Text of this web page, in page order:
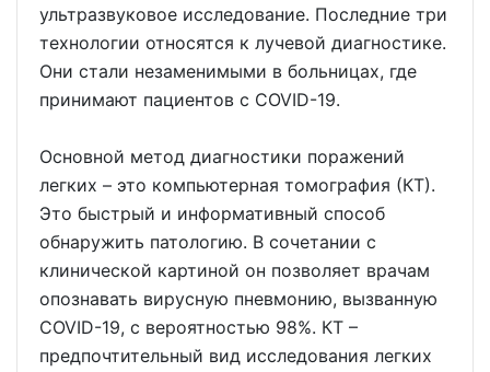
ультразвуковое исследование. Последние три
технологии относятся к лучевой диагностике.
Они стали незаменимыми в больницах, где
принимают пациентов с COVID-19.
Основной метод диагностики поражений
легких – это компьютерная томография (КТ).
Это быстрый и информативный способ
обнаружить патологию. В сочетании с
клинической картиной он позволяет врачам
опознавать вирусную пневмонию, вызванную
COVID-19, с вероятностью 98%. КТ –
предпочтительный вид исследования легких